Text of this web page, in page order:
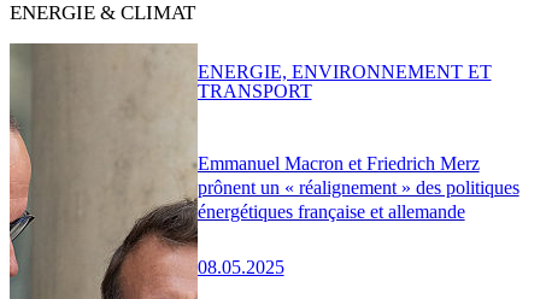
ENERGIE & CLIMAT
Emmanuel Macron et Friedrich Merz
prônent un « réalignement » des politiques
énergétiques française et allemande
08.05.2025
ENERGIE, ENVIRONNEMENT ET
TRANSPORT